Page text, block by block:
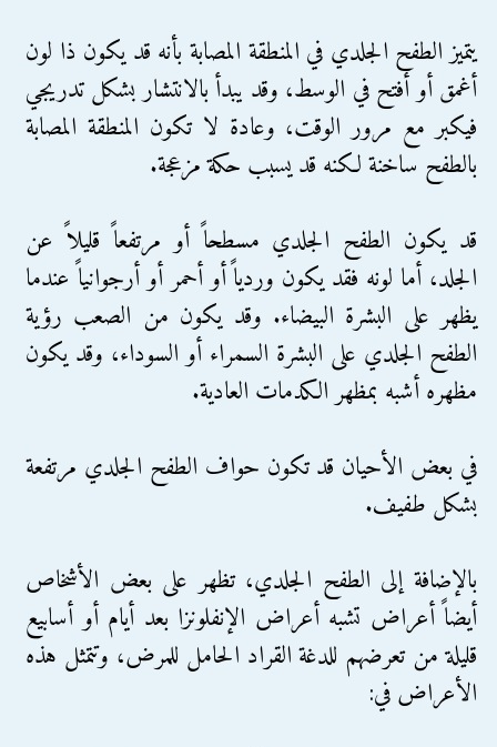
يتميز الطفح الجلدي في المنطقة المصابة بأنه قد يكون ذا لون
أغمق أو أفتح في الوسط، وقد يبدأ بالانتشار بشكل تدريجي
فيكبر مع مرور الوقت، وعادة لا تكون المنطقة المصابة
بالطفح ساخنة لكنه قد يسبب حكة مزعجة.
قد يكون الطفح الجلدي مسطحاً أو مرتفعاً قليلاً عن
الجلد، أما لونه فقد يكون وردياً أو أحمر أو أرجوانياً عندما
يظهر على البشرة البيضاء. وقد يكون من الصعب رؤية
الطفح الجلدي على البشرة السمراء أو السوداء، وقد يكون
مظهره أشبه بمظهر الكدمات العادية.
في بعض الأحيان قد تكون حواف الطفح الجلدي مرتفعة
بشكل طفيف.
بالإضافة إلى الطفح الجلدي، تظهر على بعض الأشخاص
أيضاً أعراض تشبه أعراض الإنفلونزا بعد أيام أو أسابيع
قليلة من تعرضهم للدغة القراد الحامل للمرض، وتتمثل هذه
الأعراض في: